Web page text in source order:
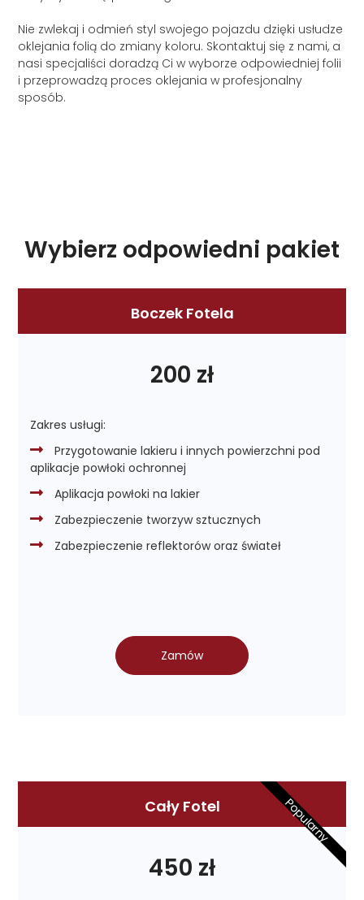
Nie zwlekaj i odmień styl swojego pojazdu dzięki usłudze
oklejania folią do zmiany koloru. Skontaktuj się z nami, a
nasi specjaliści doradzą Ci w wyborze odpowiedniej folii
i przeprowadzą proces oklejania w profesjonalny
sposób.
Wybierz odpowiedni pakiet
Boczek Fotela
200 zł
Zakres usługi:
Przygotowanie lakieru i innych powierzchni pod
aplikacje powłoki ochronnej
Aplikacja powłoki na lakier
Zabezpieczenie tworzyw sztucznych
Zabezpieczenie reflektorów oraz świateł
Zamów
Cały Fotel
450 zł
Popularny